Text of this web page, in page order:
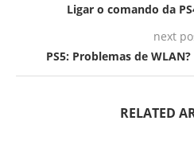
Ligar o comando da
next
PS5: Problemas de
RELATED